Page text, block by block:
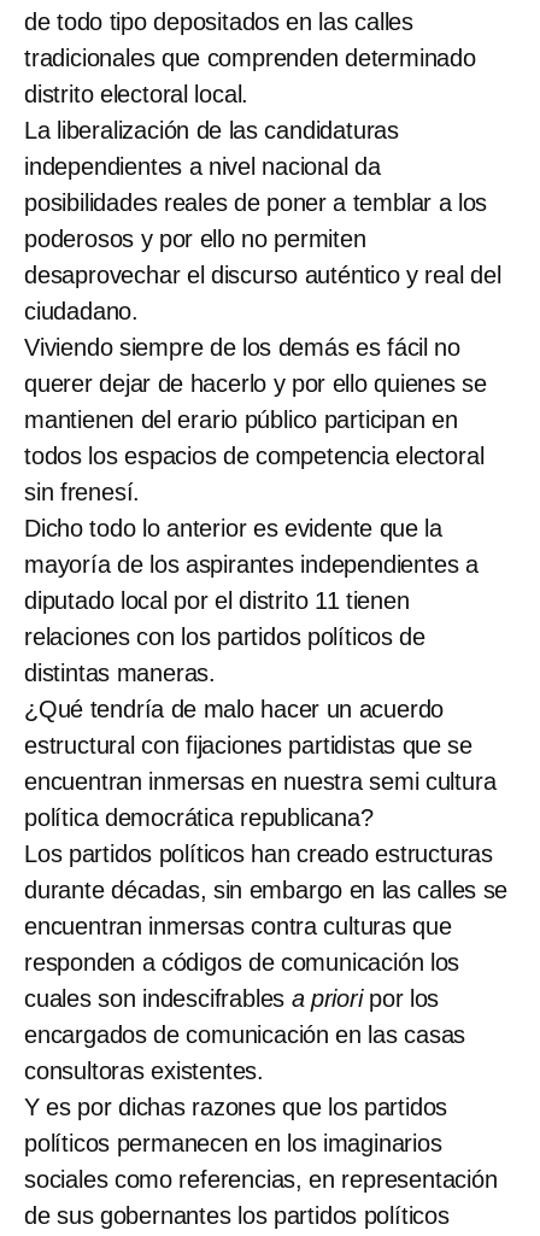
de todo tipo depositados en las calles
tradicionales que comprenden determinado
distrito electoral local.
La liberalización de las candidaturas
independientes a nivel nacional da
posibilidades reales de poner a temblar a los
poderosos y por ello no permiten
desaprovechar el discurso auténtico y real del
ciudadano.
Viviendo siempre de los demás es fácil no
querer dejar de hacerlo y por ello quienes se
mantienen del erario público participan en
todos los espacios de competencia electoral
sin frenesí.
Dicho todo lo anterior es evidente que la
mayoría de los aspirantes independientes a
diputado local por el distrito 11 tienen
relaciones con los partidos políticos de
distintas maneras.
¿Qué tendría de malo hacer un acuerdo
estructural con fijaciones partidistas que se
encuentran inmersas en nuestra semi cultura
política democrática republicana?
Los partidos políticos han creado estructuras
durante décadas, sin embargo en las calles se
encuentran inmersas contra culturas que
responden a códigos de comunicación los
cuales son indescifrables a prioripor los
encargados de comunicación en las casas
consultoras existentes.
Y es por dichas razones que los partidos
políticos permanecen en los imaginarios
sociales como referencias, en representación
de sus gobernantes los partidos políticos